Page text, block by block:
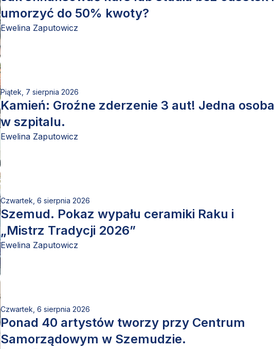
umorzyć do 50% kwoty?
Ewelina Zaputowicz
Piątek, 7 sierpnia 2026
Kamień: Groźne zderzenie 3 aut! Jedna osoba
w szpitalu.
Ewelina Zaputowicz
Czwartek, 6 sierpnia 2026
Szemud. Pokaz wypału ceramiki Raku i
„Mistrz Tradycji 2026”
Ewelina Zaputowicz
Czwartek, 6 sierpnia 2026
Ponad 40 artystów tworzy przy Centrum
Samorządowym w Szemudzie.